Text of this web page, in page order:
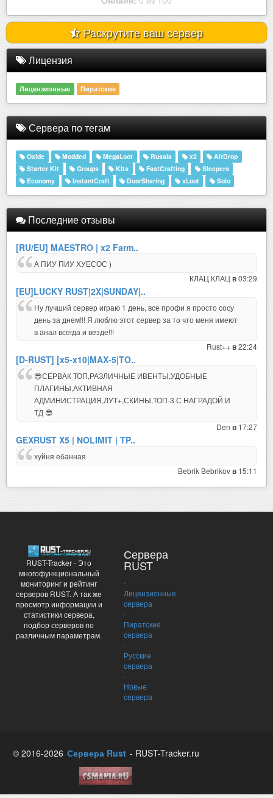
Раскрутите ваш сервер
Лицензия
Лицензионные Пиратские
Сервера по тегам
Oxide Modded MegaLoot Russia x2
AirDrop
Starter Kit
Groups Kits FastCrafting
Sleepers
Economy
InstantCraft DoorSharing xLoot Solo
Последние отзывы
[RU/EU] MAESTRO | x2 Farm..
А ПИУ ПИУ ХУЕСОС )
КЛАЦ КЛАЦ в03:29
[EU]LUCKY RUST|2X|SUNDAY|..
Ну лучший сервер играю 1 день, все профи я просто сосу
день за днем!!! Я люблю этот сервер за то что меня имеют
в анал всегда и везде!!!
Rust++ в22:24
[D-RUST] [x5-x10|MAX-5|TO..
😎СЕРВАК ТОП,РАЗЛИЧНЫЕ ИВЕНТЫ,УДОБНЫЕ
ПЛАГИНЫ,АКТИВНАЯ
АДМИНИСТРАЦИЯ,ЛУТ+,СКИНЫ,ТОП-3 С НАГРАДОЙ И
ТД 😎
Den в 17:27
GEXRUST X5 | NOLIMIT | TP..
хуйня ебанная
Bebrik Bebrikovв 15:11
RUST-Tracker - Это
многофункциональный
мониторинг и рейтинг
серверов RUST. А так же
просмотр информации и
статистики сервера,
подбор серверов по
различным параметрам.
Сервера
RUST
-
Лицензионные
сервера
-
Пиратские
сервера
-
Русские
сервера
-
Новые
сервера
© 2016-2026 Сервера Rust - RUST-Tracker.ru